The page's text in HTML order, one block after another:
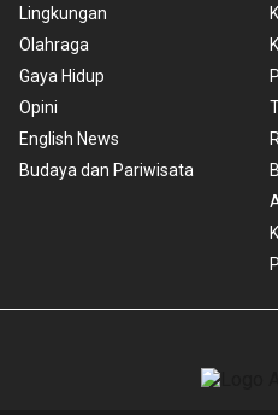
Lingkungan
Olahraga
Gaya Hidup
Opini
English News
Budaya dan Pariwisata